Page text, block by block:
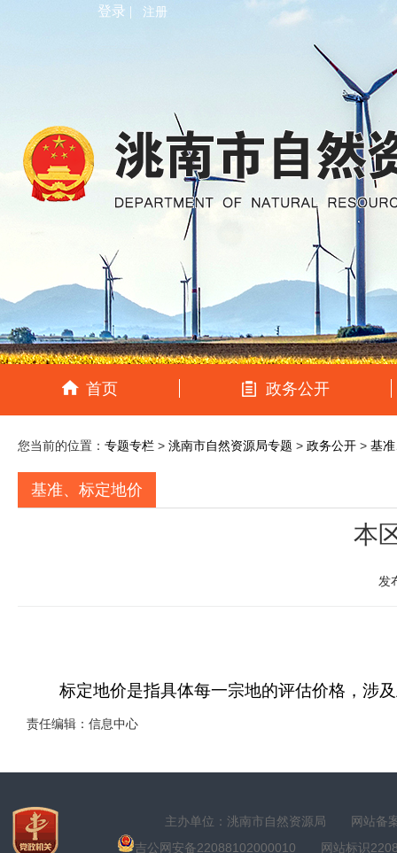
登录 | 注册
首页 政务公开
您当前的位置： 专题专栏 > 洮南市自然资源局专题 > 政务公开 > 基
基准、标定地价
本
发
标定地价是指具体每一宗地的评估价格，涉
责任编辑：信息中心
主办单位：洮南市自然资源局
网站备
吉公网安备22088102000010 网站标识